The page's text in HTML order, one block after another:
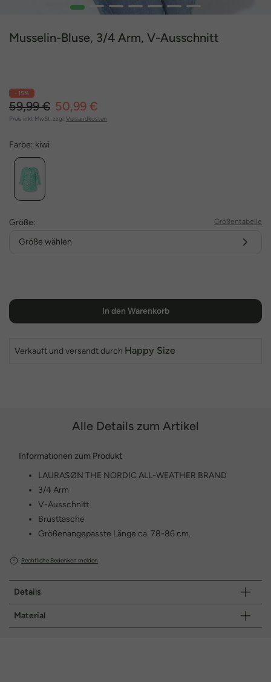
1 2 3 4 5 6 7
Musselin-Bluse, 3/4 Arm, V-Ausschnitt
- 15%
59,99 € 50,99 €
Preis inkl. MwSt. zzgl. Versandkosten
Farbe: kiwi
Größe: Größentabelle
Größe wählen
In den Warenkorb
Verkauft und versandt durch Happy Size
Alle Details zum Artikel
Informationen zum Produkt
LAURASØN THE NORDIC ALL-WEATHER BRAND
3/4 Arm
V-Ausschnitt
Brusttasche
Größenangepasste Länge ca. 78-86 cm.
Rechtliche Bedenken melden
Details
Material